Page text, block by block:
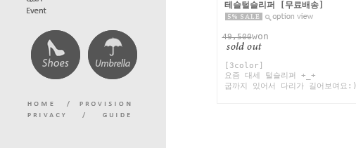
테슬털슬리퍼 [무료배송]
49,500won
[3color]
요즘 대세 털슬리퍼 +_+
굽까지 있어서 다리가 길어보여요:)